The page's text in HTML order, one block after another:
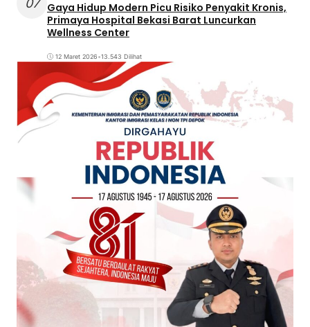
07
Gaya Hidup Modern Picu Risiko Penyakit Kronis,
Primaya Hospital Bekasi Barat Luncurkan
Wellness Center
12 Maret 2026•13.543 Dilihat